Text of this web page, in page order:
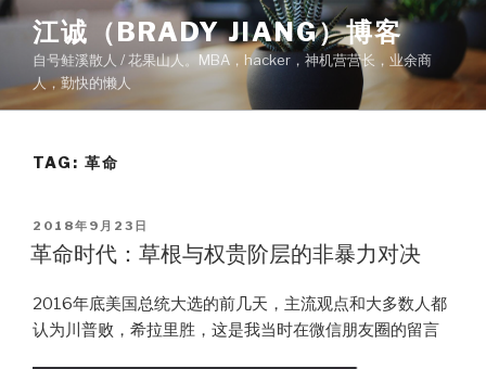
Skip
content
江诚（BRADY JIANG）博客
自号鲑溪散人 / 花果山人。MBA，hacker，神机营营长，业余商
人，勤快的懒人
TAG: 革命
POSTED
ON
2018年9月23日
革命时代：草根与权贵阶层的非暴力对决
2016年底美国总统大选的前几天，主流观点和大多数人都
认为川普败，希拉里胜，这是我当时在微信朋友圈的留言